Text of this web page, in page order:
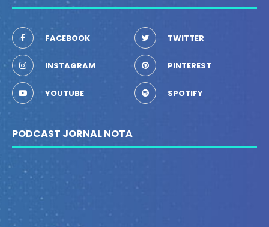
FACEBOOK TWITTER
INSTAGRAM PINTEREST
YOUTUBE SPOTIFY
PODCAST JORNAL NOTA